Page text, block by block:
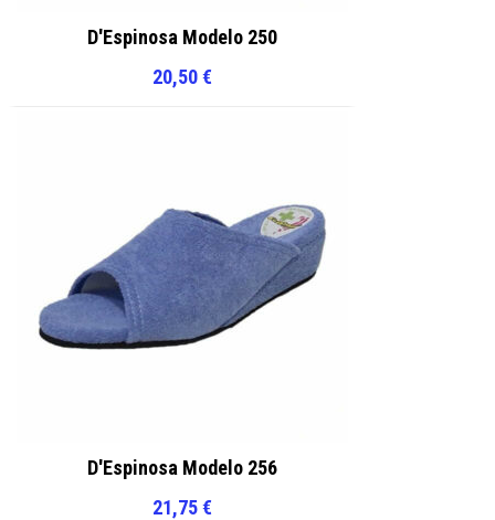
D'Espinosa Modelo 250
20,50€
D'Espinosa Modelo 256
21,75€